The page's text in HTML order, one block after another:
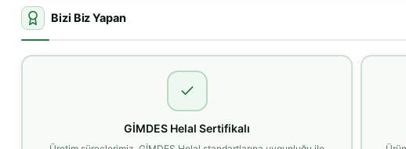
Bizi Biz Yapan
GİMDES Helal Sertifikalı